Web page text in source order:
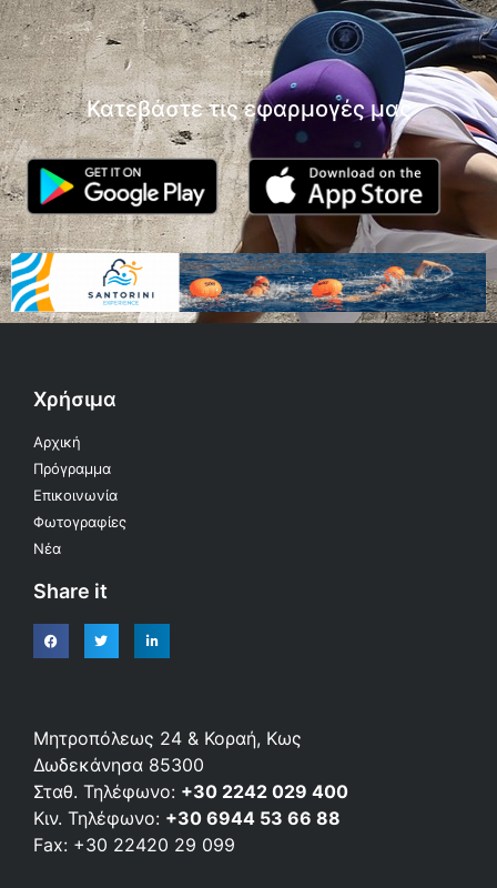
Κατεβάστε τις εφαρμογές μας
Χρήσιμα
Αρχική
Πρόγραμμα
Επικοινωνία
Φωτογραφίες
Νέα
Share it
Μητροπόλεως 24 & Κοραή, Κως
Δωδεκάνησα 85300
Σταθ. Τηλέφωνο: +30 2242 029 400
Κιν. Τηλέφωνο: +30 6944 53 66 88
Fax: +30 22420 29 099